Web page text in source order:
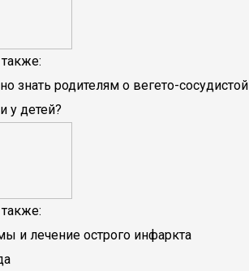
знать родителям о вегето-сосудистой
у детей?
и лечение острого инфаркта